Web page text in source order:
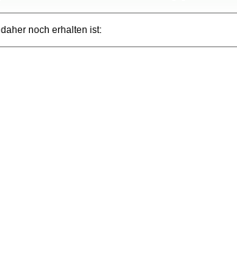
noch erhalten ist: